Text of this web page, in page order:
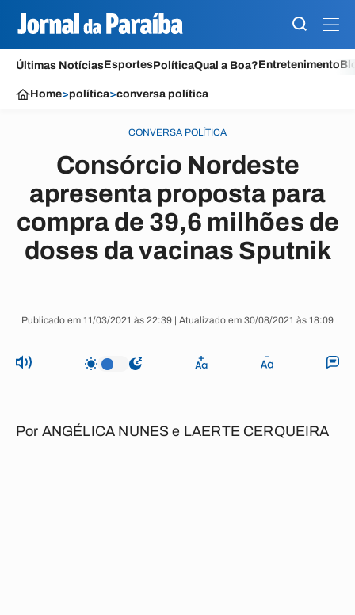
Últimas NotíciasEsportesPolíticaQual a Boa?Entretenimento
Home>política>conversa política
CONVERSA POLÍTICA
Consórcio Nordeste
apresenta proposta para
compra de 39,6 milhões de
doses da vacinas Sputnik
Publicado em 11/03/2021 às 22:39 | Atualizado em 30/08/2021 às 18:09
Por ANGÉLICA NUNES e LAERTE CERQUEIRA